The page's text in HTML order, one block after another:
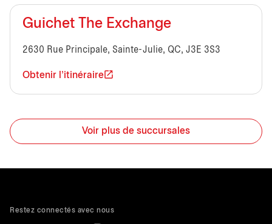
Guichet The Exchange
2630 Rue Principale, Sainte-Julie, QC, J3E 3S3
Obtenir l'itinéraire
Voir plus de succursales
Restez connectés avec nous